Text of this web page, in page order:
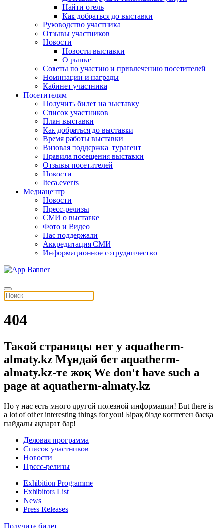
Найти отель
Как добраться до выставки
Руководство участника
Отзывы участников
Новости
Новости выставки
О рынке
Советы по участию и привлечению посетителей
Номинации и награды
Кабинет участника
Посетителям
Получить билет на выставку
Список участников
План выставки
Как добраться до выставки
Время работы выставки
Визовая поддержка, турагент
Правила посещения выставки
Отзывы посетителей
Новости
Iteca.events
Медиацентр
Новости
Пресс-релизы
СМИ о выставке
Фото и Видео
Нас поддержали
Аккредитация СМИ
Информационное сотрудничество
404
Такой страницы нет у aquatherm-
almaty.kz Мұндай бет aquatherm-
almaty.kz-те жоқ We don't have such a
page at aquatherm-almaty.kz
Но у нас есть много другой полезной информации! But there is
a lot of other interesting things for you! Бірақ бізде көптеген басқа
пайдалы ақпарат бар!
Деловая программа
Список участников
Новости
Пресс-релизы
Exhibition Programme
Exhibitors List
News
Press Releases
Получите билет